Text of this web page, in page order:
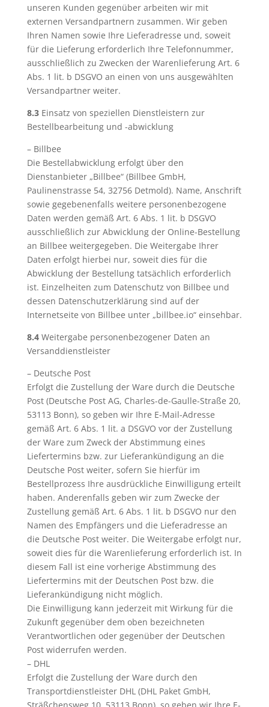
unseren Kunden gegenüber arbeiten wir mit
externen Versandpartnern zusammen. Wir geben
Ihren Namen sowie Ihre Lieferadresse und, soweit
für die Lieferung erforderlich Ihre Telefonnummer,
ausschließlich zu Zwecken der Warenlieferung Art. 6
Abs. 1 lit. b DSGVO an einen von uns ausgewählten
Versandpartner weiter.
8.3Einsatz von speziellen Dienstleistern zur
Bestellbearbeitung und -abwicklung
– Billbee
Die Bestellabwicklung erfolgt über den
Dienstanbieter „Billbee“ (Billbee GmbH,
Paulinenstrasse 54, 32756 Detmold). Name, Anschrift
sowie gegebenenfalls weitere personenbezogene
Daten werden gemäß Art. 6 Abs. 1 lit. b DSGVO
ausschließlich zur Abwicklung der Online-Bestellung
an Billbee weitergegeben. Die Weitergabe Ihrer
Daten erfolgt hierbei nur, soweit dies für die
Abwicklung der Bestellung tatsächlich erforderlich
ist. Einzelheiten zum Datenschutz von Billbee und
dessen Datenschutzerklärung sind auf der
Internetseite von Billbee unter „billbee.io“ einsehbar.
8.4Weitergabe personenbezogener Daten an
Versanddienstleister
– Deutsche Post
Erfolgt die Zustellung der Ware durch die Deutsche
Post (Deutsche Post AG, Charles-de-Gaulle-Straße 20,
53113 Bonn), so geben wir Ihre E-Mail-Adresse
gemäß Art. 6 Abs. 1 lit. a DSGVO vor der Zustellung
der Ware zum Zweck der Abstimmung eines
Liefertermins bzw. zur Lieferankündigung an die
Deutsche Post weiter, sofern Sie hierfür im
Bestellprozess Ihre ausdrückliche Einwilligung erteilt
haben. Anderenfalls geben wir zum Zwecke der
Zustellung gemäß Art. 6 Abs. 1 lit. b DSGVO nur den
Namen des Empfängers und die Lieferadresse an
die Deutsche Post weiter. Die Weitergabe erfolgt nur,
soweit dies für die Warenlieferung erforderlich ist. In
diesem Fall ist eine vorherige Abstimmung des
Liefertermins mit der Deutschen Post bzw. die
Lieferankündigung nicht möglich.
Die Einwilligung kann jederzeit mit Wirkung für die
Zukunft gegenüber dem oben bezeichneten
Verantwortlichen oder gegenüber der Deutschen
Post widerrufen werden.
– DHL
Erfolgt die Zustellung der Ware durch den
Transportdienstleister DHL (DHL Paket GmbH,